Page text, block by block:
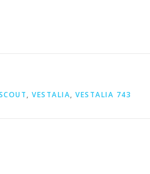
, VESTALIA, VESTALIA 743